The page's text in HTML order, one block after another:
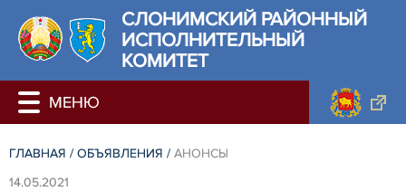
СЛОНИМСКИЙ РАЙОННЫЙ
ИСПОЛНИТЕЛЬНЫЙ
КОМИТЕТ
ГЛАВНАЯ / ОБЪЯВЛЕНИЯ / АНОНСЫ
14.05.2021